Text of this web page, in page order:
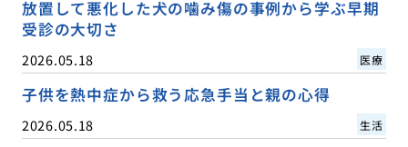
放置して悪化した犬の噛み傷の事例から学ぶ早期
受診の大切さ
2026.05.18 医療
子供を熱中症から救う応急手当と親の心得
2026.05.18 生活